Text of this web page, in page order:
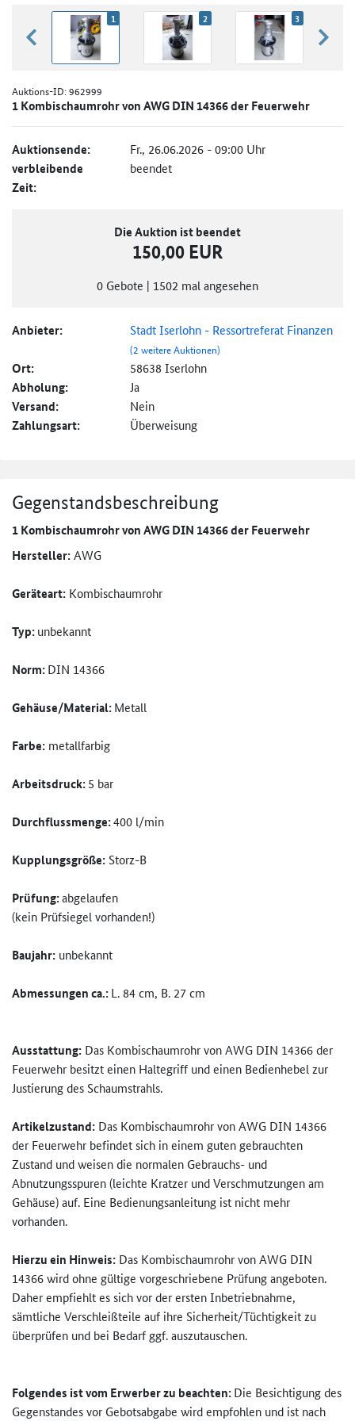
zurück blättern
1 2 3
Auktions-ID:962999
1 Kombischaumrohr von AWG DIN 14366 der Feuerwehr
Auktionsende: Fr., 26.06.2026 - 09:00 Uhr
verbleibende
Zeit:
beendet
Die Auktion ist beendet
150,00 EUR
0 Gebote | 1502 mal angesehen
Anbieter: Stadt Iserlohn - Ressortreferat Finanzen
(2 weitere Auktionen)
Ort: 58638 Iserlohn
Abholung: Ja
Versand: Nein
Zahlungsart: Überweisung
Gegenstandsbeschreibung
1 Kombischaumrohr von AWG DIN 14366 der Feuerwehr
Hersteller:AWG
Geräteart: Kombischaumrohr
Typ:unbekannt
Norm:DIN 14366
Gehäuse/Material:Metall
Farbe: metallfarbig
Arbeitsdruck:5 bar
Durchflussmenge:400 l/min
Kupplungsgröße: Storz-B
Prüfung:abgelaufen
(kein Prüfsiegel vorhanden!)
Baujahr: unbekannt
Abmessungen ca.:L. 84 cm, B. 27 cm
Ausstattung: Das Kombischaumrohr von AWG DIN 14366 der
Feuerwehr besitzt einen Haltegriff und einen Bedienhebel zur
Justierung des Schaumstrahls.
Artikelzustand: Das Kombischaumrohr von AWG DIN 14366
der Feuerwehr befindet sich in einem guten gebrauchten
Zustand und weisen die normalen Gebrauchs- und
Abnutzungsspuren (leichte Kratzer und Verschmutzungen am
Gehäuse) auf. Eine Bedienungsanleitung ist nicht mehr
vorhanden.
Hierzu ein Hinweis: Das Kombischaumrohr von AWG DIN
14366 wird ohne gültige vorgeschriebene Prüfung angeboten.
Daher empfiehlt es sich vor der ersten Inbetriebnahme,
sämtliche Verschleißteile auf ihre Sicherheit/Tüchtigkeit zu
überprüfen und bei Bedarf ggf. auszutauschen.
Folgendes ist vom Erwerber zu beachten:Die Besichtigung des
Gegenstandes vor Gebotsabgabe wird empfohlen und ist nach